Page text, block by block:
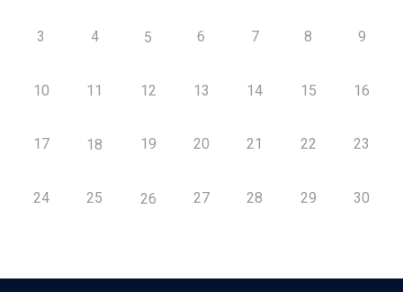
3 4 5 6 7 8 9
10 11 12 13 14 15 16
17 18 19 20 21 22 23
24 25 26 27 28 29 30